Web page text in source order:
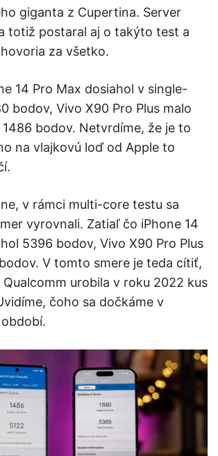
giganta z Cupertina. Server
totiž postaral aj o takýto test a
za všetko.
14 Pro Max dosiahol v single-
bodov, Vivo X90 Pro Plus malo
1486 bodov. Netvrdíme, že je to
na vlajkovú loď od Apple to
v rámci multi-core testu sa
vyrovnali. Zatiaľ čo iPhone 14
5396 bodov, Vivo X90 Pro Plus
V tomto smere je teda cítiť,
urobila v roku 2022 kus
čoho sa dočkáme v